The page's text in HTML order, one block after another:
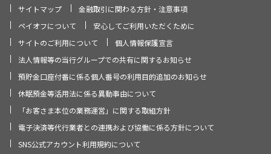
サイトマップ
金融取引に関わる方針・注意事項
ペイオフについて
安心してご利用いただくために
サイトのご利用について
個人情報保護宣言
法人情報等の当行グループでの共有に関するお知らせ
預貯金口座付番に係る個人番号の利用目的追加のお知らせ
休眠預金等活用法に係る異動事由について
「お客さま本位の業務運営」に関する取組方針
電子決済等代行業者との連携および協働に係る方針について
SNS公式アカウント利用規約について